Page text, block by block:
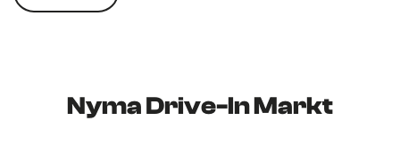
Nyma Drive-In Markt